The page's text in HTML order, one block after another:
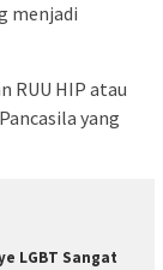
menjadi
RUU HIP atau
yang
LGBT Sangat